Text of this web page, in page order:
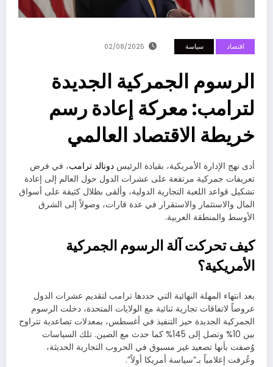
اقتصاد سياسة 02/08/2025
الرسوم الجمركية الجديدة
لترامب: معركة إعادة رسم
خريطة الاقتصاد العالمي
أدى نهج الإدارة الأمريكية، بقيادة الرئيس دونالد ترامب، في فرض
تعريفات جمركية مرتفعة على عشرات الدول حول العالم إلى إعادة
تشكيل قواعد اللعبة التجارية الدولية، وألقى بظلال كثيفة على أسواق
المال والاستثمار والاستقرار في عدة قارات، وصولاً إلى الشرق
الأوسط والمنطقة العربية.
كيف تحركت آلة الرسوم الجمركية
الأمريكية؟
بعد انتهاء المهلة النهائية التي حددها ترامب لتقديم عشرات الدول
عروضاً لاتفاقات تجارية ثنائية مع الولايات المتحدة، دخلت الرسوم
الجمركية الجديدة حيز التنفيذ في أغسطس، بمعدلات تصاعدية تتراوح
بين 10% وتصل إلى 145% كما حدث مع الصين. تلك السياسات
وُصفت بأنها تصعيد غير مسبوق في الحروب التجارية الحديثة،
وعُرفت إعلامياً بـ”سياسة أمريكا أولاً”.